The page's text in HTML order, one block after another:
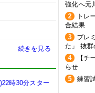
続きを見る
時30分スター
強化へ元
2
トレ
合結果
3
プレ
た」 抜
4
【チ
らせ
5
練習